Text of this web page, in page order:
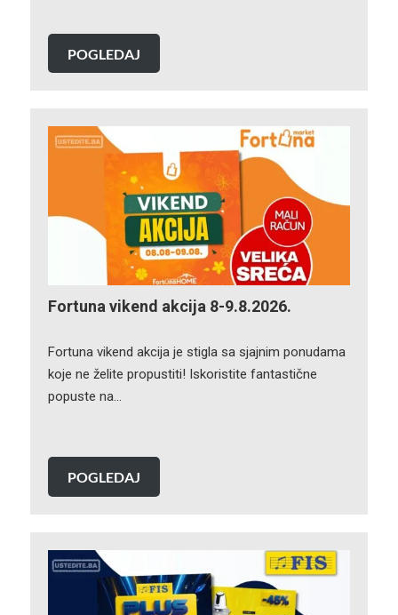
POGLEDAJ
Fortuna vikend akcija 8-9.8.2026.
Fortuna vikend akcija je stigla sa sjajnim ponudama
koje ne želite propustiti! Iskoristite fantastične
popuste na…
POGLEDAJ